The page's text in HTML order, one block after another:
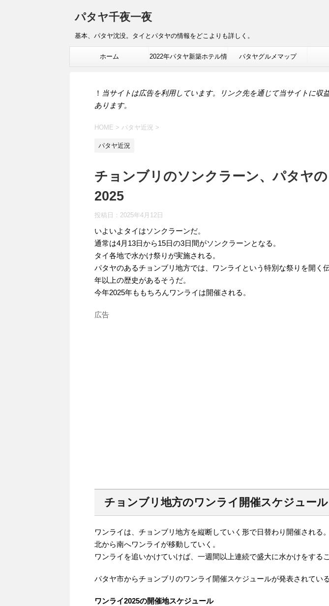
パタヤ千夜一夜
基本、パタヤ沈没。タイとパタヤの情報をどこよりも詳しく。
ホーム 2022年パタヤ新築ホテル情 パタヤグルメマップ
！ 当サイトは広告を利用しています。リンク先を通じて当サイトに収
あります。
HOME > パタヤ近況 >
パタヤ近況
チョンブリのソンクラーン、パタヤ
2025
投稿日： 2025年4月12日
いよいよタイはソンクラーンだ。
通常は4月13日から15日の3日間がソンクラーンとなる。
タイ各地で水かけ祭りが実施される。
パタヤのあるチョンブリ地方では、ワンライという特別な祭りを開く
年以上の歴史があるそうだ。
今年2025年ももちろんワンライは開催される。
広告
チョンブリ地方のワンライ開催スケジュール
ワンライは、チョンブリ地方を縦断していく形で日替わり開催される。
北から南へワンライが移動していく。
ワンライを追いかけていけば、一週間以上連続で盛大に水かけをする
パタヤ市からチョンブリのワンライ開催スケジュールが発表されている
ワンライ2025の開催地スケジュール